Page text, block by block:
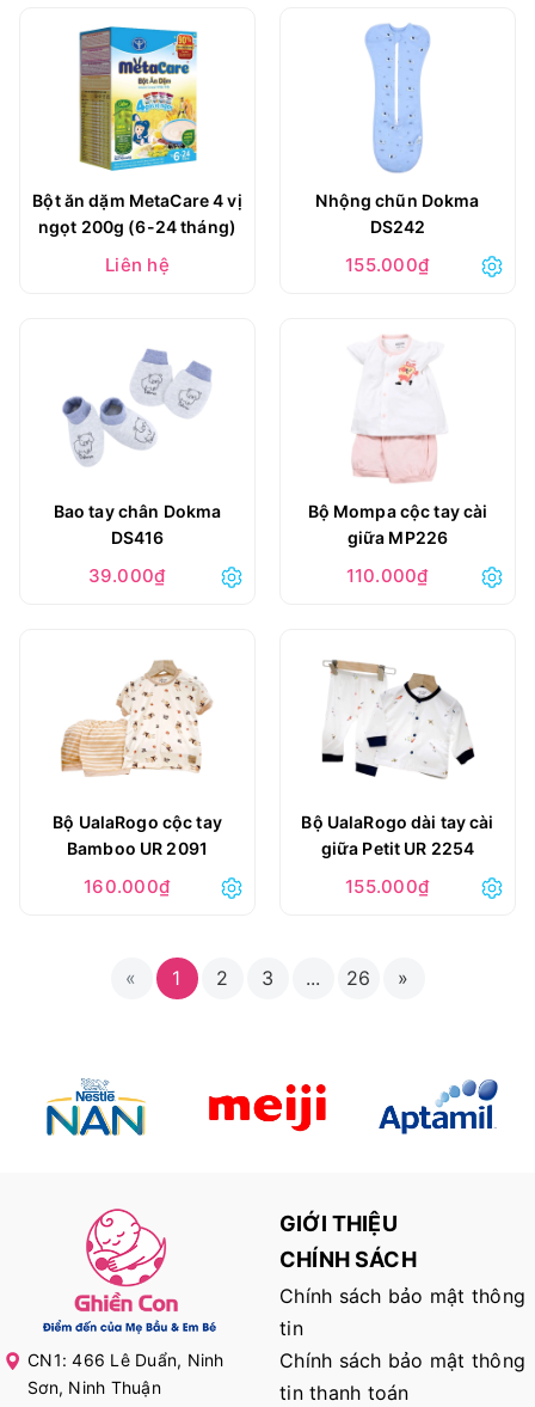
Bột ăn dặm MetaCare 4 vị
ngọt 200g (6-24 tháng)
Liên hệ
Nhộng chũn Dokma
DS242
155.000₫
Bao tay chân Dokma
DS416
39.000₫
Bộ Mompa cộc tay cài
giữa MP226
110.000₫
Bộ UalaRogo cộc tay
Bamboo UR 2091
160.000₫
Bộ UalaRogo dài tay cài
giữa Petit UR 2254
155.000₫
« 1 2 3 ... 26 »
CN1: 466 Lê Duẩn, Ninh
Sơn, Ninh Thuận
GIỚI THIỆU
CHÍNH SÁCH
Chính sách bảo mật thông
tin
Chính sách bảo mật thông
tin thanh toán